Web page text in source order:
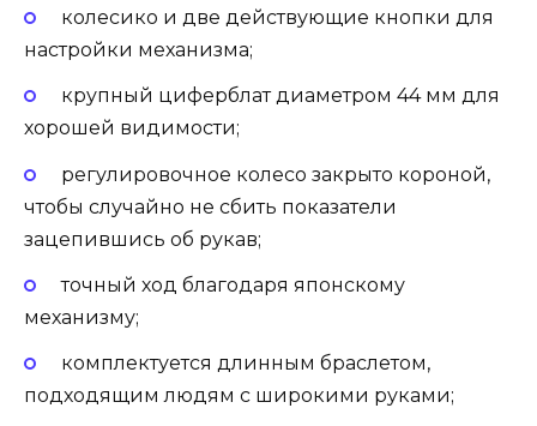
колесико и две действующие кнопки для
настройки механизма;
крупный циферблат диаметром 44 мм для
хорошей видимости;
регулировочное колесо закрыто короной,
чтобы случайно не сбить показатели
зацепившись об рукав;
точный ход благодаря японскому
механизму;
комплектуется длинным браслетом,
подходящим людям с широкими руками;